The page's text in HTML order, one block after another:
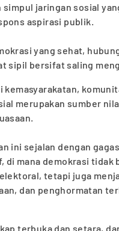
simpul jaringan sosial
aspirasi publik.
yang sehat,
sipil bersifat saling
kemasyarakatan,
merupakan sumber
ini sejalan dengan
di mana demokrasi tidak
tetapi juga
dan penghormatan
terbuka dan setara,